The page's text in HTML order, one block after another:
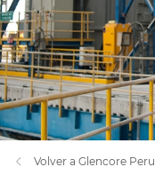
Volver a Glencore Peru